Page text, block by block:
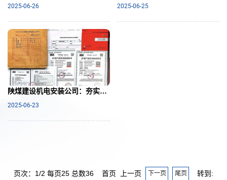
2025-06-26 2025-06-25
陕煤建设机电安装公司：夯实设备管理根基 赋能高效运营
2025-06-23
页次：1/2 每页25 总数36 首页 上一页 下一页 尾页 转到: